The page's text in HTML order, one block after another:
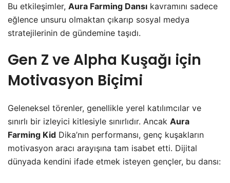
Bu etkileşimler, Aura Farming Dansı kavramını sadece
eğlence unsuru olmaktan çıkarıp sosyal medya
stratejilerinin de gündemine taşıdı.
Gen Z ve Alpha Kuşağı için
Motivasyon Biçimi
Geleneksel törenler, genellikle yerel katılımcılar ve
sınırlı bir izleyici kitlesiyle sınırlıdır. Ancak Aura
Farming Kid Dika’nın performansı, genç kuşakların
motivasyon aracı arayışına tam isabet etti. Dijital
dünyada kendini ifade etmek isteyen gençler, bu dansı: